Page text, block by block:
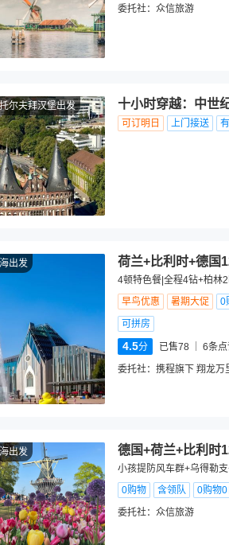
委托社： 众信旅游
尔夫拜汉堡出发 十小时穿越：中世
可订明日 上门接送
出发 荷兰+比利时+德国
4顿特色餐|全程4钻+柏林
早鸟优惠
暑期大促
0
可拼房
4.5分 已售78 6条
委托社： 携程旗下 翔龙万
出发 德国+荷兰+比利时
小孩提防风车群+乌得勒
0购物
含领队
0购物
委托社： 众信旅游